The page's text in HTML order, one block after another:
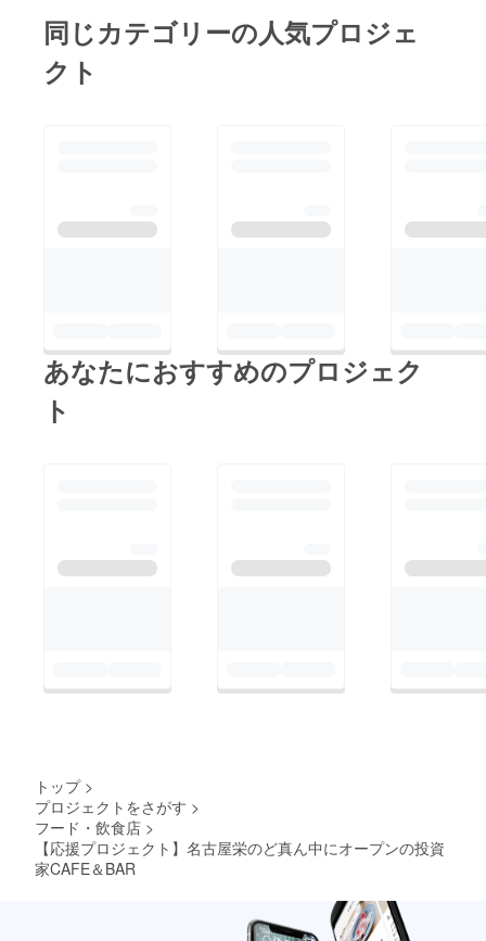
同じカテゴリーの人気プロジェ
クト
あなたにおすすめのプロジェク
ト
トップ >
プロジェクトをさがす >
フード・飲食店 >
【応援プロジェクト】名古屋栄のど真ん中にオープンの投資
家CAFE＆BAR